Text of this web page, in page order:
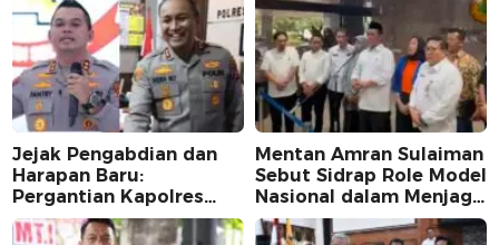
Jejak Pengabdian dan
Harapan Baru:
Pergantian Kapolres
Sidrap dalam Perspektif
Karier Dua Perwira
Mentan Amran Sulaiman
Sebut Sidrap Role Model
Nasional dalam Menjaga
Stabilitas Harga Telur